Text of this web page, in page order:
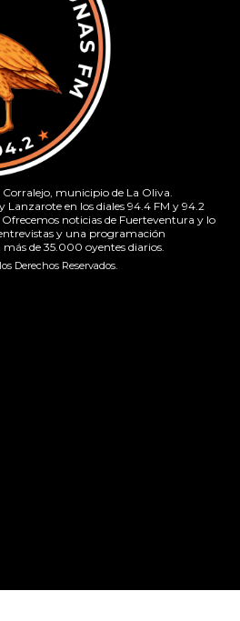
municipio de La Oliva.
en los diales 94.4 FM y 94.2
noticias de Fuerteventura y lo
y una programación
de 35.000 oyentes diarios.
Derechos Reservados.